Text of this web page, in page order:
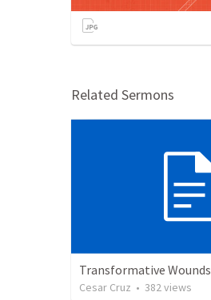
Related Sermons
Transformative Wounds
Cesar Cruz • 382views